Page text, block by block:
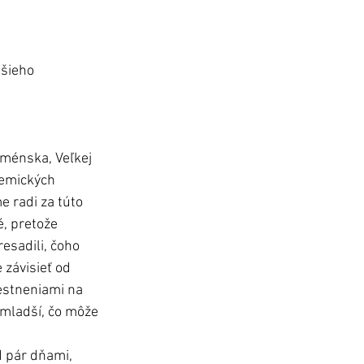
Veľkej
radi za túto
pretože
čoho
závisieť od
na
čo môže
pár dňami,